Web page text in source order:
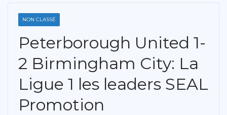
NON CLASSÉ
Peterborough United 1-
2 Birmingham City: La
Ligue 1 les leaders SEAL
Promotion